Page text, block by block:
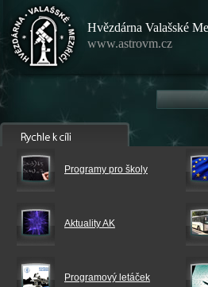
Hvězdárna Valašské
www.astrovm.cz
Programy pro školy
Aktuality AK
Programový letáček